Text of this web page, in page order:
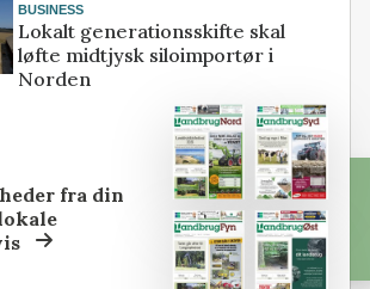
BUSINESS
Lokalt generationsskifte skal
løfte midtjysk siloimportør i
Norden
fra din